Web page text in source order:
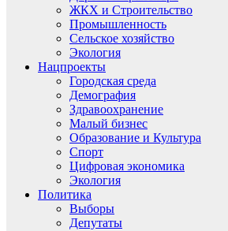
ЖКХ и Строительство
Промышленность
Сельское хозяйство
Экология
Нацпроекты
Городская среда
Демография
Здравоохранение
Малый бизнес
Образование и Культура
Спорт
Цифровая экономика
Экология
Политика
Выборы
Депутаты